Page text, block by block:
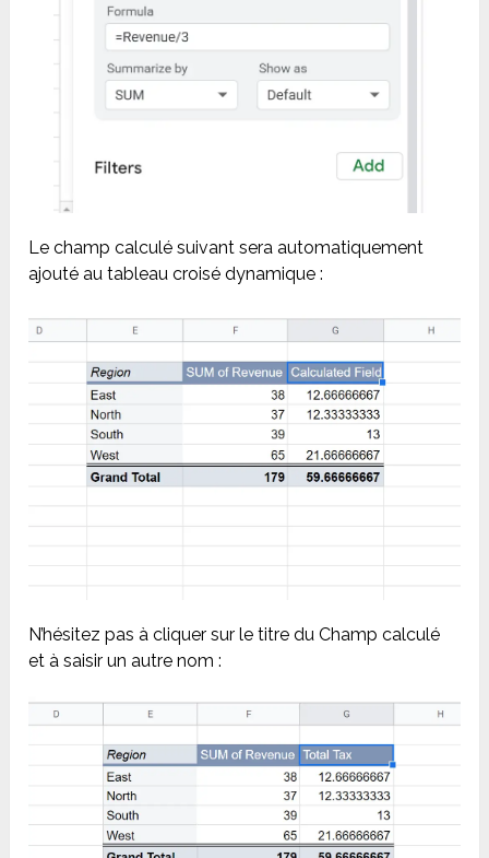
Le champ calculé suivant sera automatiquement
ajouté au tableau croisé dynamique :
N’hésitez pas à cliquer sur le titre du Champ calculé
et à saisir un autre nom :